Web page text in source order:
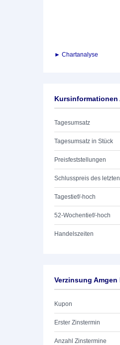
► Chartanalyse
Kursinformationen
Tagesumsatz
Tagesumsatz in Stück
Preisfeststellungen
Schlusspreis des
Tagestief/-hoch
52-Wochentief/-hoch
Handelszeiten
Verzinsung Amgen
Kupon
Erster Zinstermin
Anzahl Zinstermine